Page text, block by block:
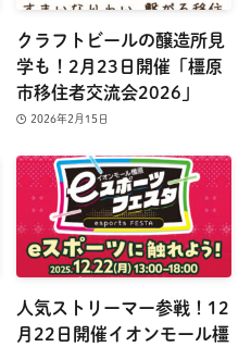
クラフトビールの醸造所見
学も！2月23日開催「橿原
市移住者交流会2026」
2026年2月15日
人気ストリーマー参戦！12
月22日開催イオンモール橿